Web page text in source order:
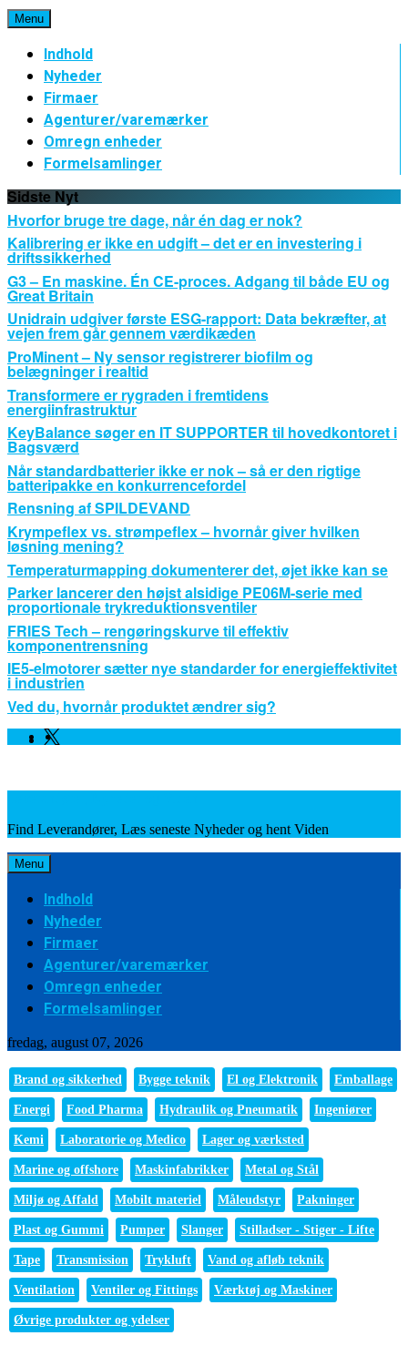
Spring
til
indhold
Menu
Indhold
Nyheder
Firmaer
Agenturer/varemærker
Omregn enheder
Formelsamlinger
Sidste Nyt
Hvorfor bruge tre dage, når én dag er nok?
Kalibrering er ikke en udgift – det er en investering i
driftssikkerhed
G3 – En maskine. Én CE-proces. Adgang til både EU og
Great Britain
Unidrain udgiver første ESG-rapport: Data bekræfter, at
vejen frem går gennem værdikæden
ProMinent – Ny sensor registrerer biofilm og
belægninger i realtid
Transformere er rygraden i fremtidens
energiinfrastruktur
KeyBalance søger en IT SUPPORTER til hovedkontoret i
Bagsværd
Når standardbatterier ikke er nok – så er den rigtige
batteripakke en konkurrencefordel
Rensning af SPILDEVAND
Krympeflex vs. strømpeflex – hvornår giver hvilken
løsning mening?
Temperaturmapping dokumenterer det, øjet ikke kan se
Parker lancerer den højst alsidige PE06M-serie med
proportionale trykreduktionsventiler
FRIES Tech – rengøringskurve til effektiv
komponentrensning
IE5-elmotorer sætter nye standarder for energieffektivitet
i industrien
Ved du, hvornår produktet ændrer sig?
Facebook
Twitter
Find Leverandører, Læs seneste Nyheder og hent Viden
Menu
Indhold
Nyheder
Firmaer
Agenturer/varemærker
Omregn enheder
Formelsamlinger
fredag, august 07, 2026
Brand og sikkerhed Bygge teknik El og Elektronik Emballage
Energi Food Pharma Hydraulik og Pneumatik Ingeniører
Kemi Laboratorie og Medico Lager og værksted
Marine og offshore Maskinfabrikker Metal og Stål
Miljø og Affald Mobilt materiel Måleudstyr Pakninger
Plast og Gummi Pumper Slanger Stilladser - Stiger - Lifte
Tape Transmission Trykluft Vand og afløb teknik
Ventilation Ventiler og Fittings Værktøj og Maskiner
Øvrige produkter og ydelser